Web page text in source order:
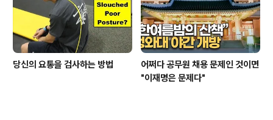
당신의 요통을 검사하는 방법
어쩌다 공무원 채용 문제인 것이면
"이재명은 문제다"